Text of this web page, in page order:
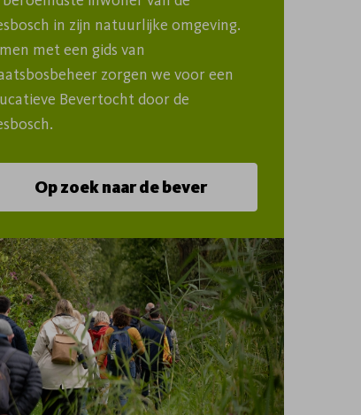
in zijn natuurlijke omgeving.
met een gids van
zorgen we voor een
Bevertocht door de
Op zoek naar de bever